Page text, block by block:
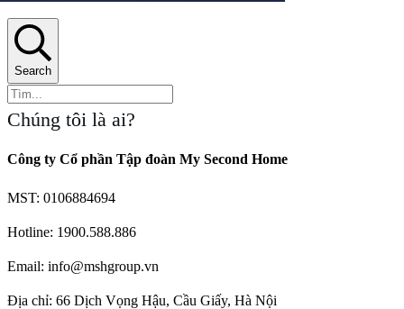
Search
Chúng tôi là ai?
Công ty Cổ phần Tập đoàn My Second Home
MST: 0106884694
Hotline: 1900.588.886
Email: info@mshgroup.vn
Địa chỉ: 66 Dịch Vọng Hậu, Cầu Giấy, Hà Nội